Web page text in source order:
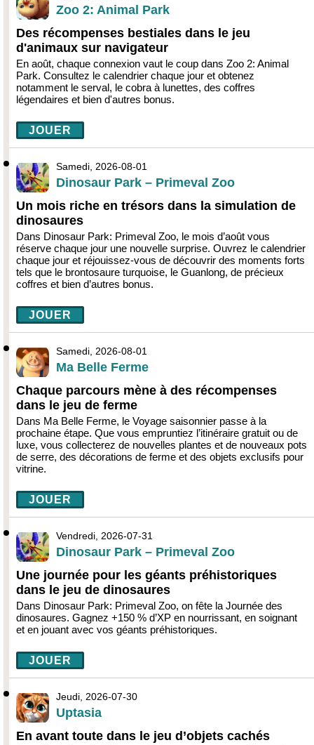
Zoo 2: Animal Park
Des récompenses bestiales dans le jeu
d'animaux sur navigateur
En août, chaque connexion vaut le coup dans Zoo 2: Animal
Park. Consultez le calendrier chaque jour et obtenez
notamment le serval, le cobra à lunettes, des coffres
légendaires et bien d'autres bonus.
JOUER
Samedi, 2026-08-01
Dinosaur Park – Primeval Zoo
Un mois riche en trésors dans la simulation de
dinosaures
Dans Dinosaur Park: Primeval Zoo, le mois d’août vous
réserve chaque jour une nouvelle surprise. Ouvrez le calendrier
chaque jour et réjouissez-vous de découvrir des moments forts
tels que le brontosaure turquoise, le Guanlong, de précieux
coffres et bien d’autres bonus.
JOUER
Samedi, 2026-08-01
Ma Belle Ferme
Chaque parcours mène à des récompenses
dans le jeu de ferme
Dans Ma Belle Ferme, le Voyage saisonnier passe à la
prochaine étape. Que vous empruntiez l’itinéraire gratuit ou de
luxe, vous collecterez de nouvelles plantes et de nouveaux pots
de serre, des décorations de ferme et des objets exclusifs pour
vitrine.
JOUER
Vendredi, 2026-07-31
Dinosaur Park – Primeval Zoo
Une journée pour les géants préhistoriques
dans le jeu de dinosaures
Dans Dinosaur Park: Primeval Zoo, on fête la Journée des
dinosaures. Gagnez +150 % d’XP en nourrissant, en soignant
et en jouant avec vos géants préhistoriques.
JOUER
Jeudi, 2026-07-30
Uptasia
En avant toute dans le jeu d’objets cachés